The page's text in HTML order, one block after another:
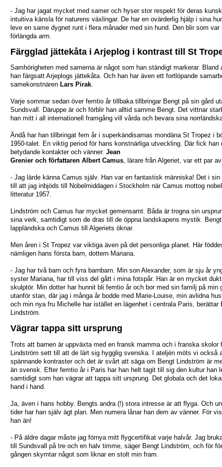
- Jag har jagat mycket med samer och hyser stor respekt för deras
intuitiva känsla för naturens växlingar. De har en ovärderlig hjälp i sina
leve en same dygnet runt i flera månader med sin hund. Den blir som var
förlängda arm.
Färgglad jättekåta i Arjeplog i kontrast till St
Samhörigheten med samerna är något som han ständigt markerar. Bland
han färgsatt Arjeplogs jättekåta. Och han har även ett fortlöpande
samekonstnären Lars Pirak.
Varje sommar sedan över femtio år tillbaka tillbringar Bengt på sin gård
Sundsvall. Däruppe är och förblir han alltid samme Bengt. Det vittnar
han mitt i all internationell framgång vill vårda och bevara sina
Ändå har han tillbringat fem år i superkändisarnas mondäna St Tropez i
1950-talet. En viktig period för hans konstnärliga utveckling. Där fick han
betydande kontakter och vänner. Jean
Grenier och författaren Albert Camus, lärare från Algeriet, var ett par
- Jag lärde känna Camus själv. Han var en fantastisk människa! Det i sin
till att jag inbjöds till Nobelmiddagen i Stockholm när Camus mottog
litteratur 1957.
Lindström och Camus har mycket gemensamt. Båda är trogna sin
sina verk, samtidigt som de dras till de öppna landskapens mystik.
lappländska och Camus till Algeriets öknar.
Men åren i St Tropez var viktiga även på det personliga planet. Här
nämligen hans första barn, dottern Mariana.
- Jag har två barn och fyra barnbarn. Min son Alexander, som är sju år
syster Mariana, har till viss del gått i mina fotspår. Han är en mycket
skulptör. Min dotter har hunnit bli femtio år och bor med sin familj på min
utanför stan, där jag i många år bodde med Marie-Louise, min avlidna
och min nya fru Michelle har istället en lägenhet i centrala Paris, berättar
Lindström.
Vägrar tappa sitt ursprung
Trots att barnen är uppväxta med en fransk mamma och i franska skolor
Lindström sett till att de lärt sig hygglig svenska. I ateljén möts vi också
spännande kontraster och det är svårt att säga om Bengt Lindström är
än svensk. Efter femtio år i Paris har han helt tagit till sig den kultur han
samtidigt som han vägrar att tappa sitt ursprung. Det globala och det
hand i hand.
Ja, även i hans hobby. Bengts andra (!) stora intresse är att flyga. Och
tider har han själv ägt plan. Men numera lånar han dem av vänner. För
han än!
- På äldre dagar måste jag förnya mitt flygcertifikat varje halvår. Jag
till Sundsvall på tre och en halv timme, säger Bengt Lindström, och för
gången skymtar något som liknar en stolt min fram.